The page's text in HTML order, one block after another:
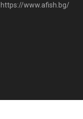
https://www.afish.bg/